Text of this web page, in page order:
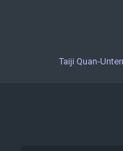
Taiji Quan-